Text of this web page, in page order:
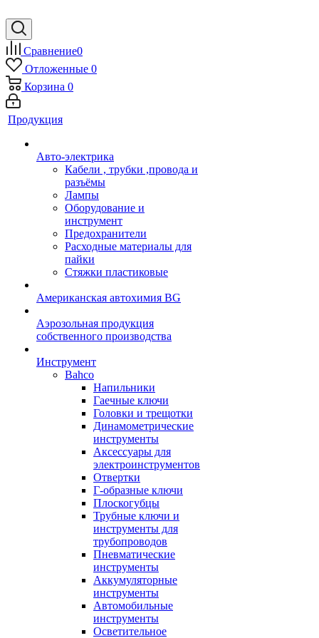
Сравнение0
Отложенные 0
Корзина 0
Продукция
Авто-электрика
Кабели , трубки ,провода и
разъёмы
Лампы
Оборудование и
инструмент
Предохранители
Расходные материалы для
пайки
Стяжки пластиковые
Американская автохимия BG
Аэрозольная продукция
собственного производства
Инструмент
Bahco
Напильники
Гаечные ключи
Головки и трещотки
Динамометрические
инструменты
Аксессуары для
электроинструментов
Отвертки
Г-образные ключи
Плоскогубцы
Трубные ключи и
инструменты для
трубопроводов
Пневматические
инструменты
Аккумуляторные
инструменты
Автомобильные
инструменты
Осветительное